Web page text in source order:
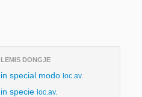
LEMIS DONGJE
in special modo loc.av.
in specie loc.av.